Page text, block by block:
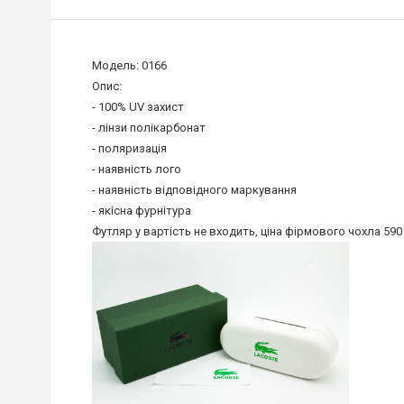
Модель: 0166
Опис:
- 100% UV захист
- лінзи полікарбонат
- поляризація
- наявність лого
- наявність відповідного маркування
- якісна фурнітура
Футляр у вартість не входить, ціна фірмового чохла 590